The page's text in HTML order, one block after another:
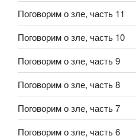
Поговорим о зле, часть 11
Поговорим о зле, часть 10
Поговорим о зле, часть 9
Поговорим о зле, часть 8
Поговорим о зле, часть 7
Поговорим о зле, часть 6